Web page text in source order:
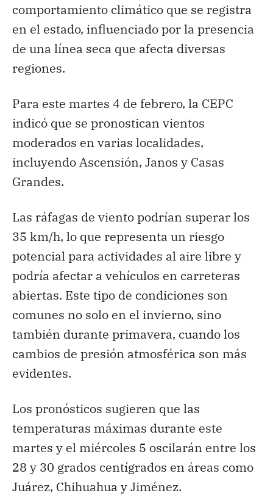
comportamiento climático que se registra
en el estado, influenciado por la presencia
de una línea seca que afecta diversas
regiones.
Para este martes 4 de febrero, la CEPC
indicó que se pronostican vientos
moderados en varias localidades,
incluyendo Ascensión, Janos y Casas
Grandes.
Las ráfagas de viento podrían superar los
35 km/h, lo que representa un riesgo
potencial para actividades al aire libre y
podría afectar a vehículos en carreteras
abiertas. Este tipo de condiciones son
comunes no solo en el invierno, sino
también durante primavera, cuando los
cambios de presión atmosférica son más
evidentes.
Los pronósticos sugieren que las
temperaturas máximas durante este
martes y el miércoles 5 oscilarán entre los
28 y 30 grados centígrados en áreas como
Juárez, Chihuahua y Jiménez.